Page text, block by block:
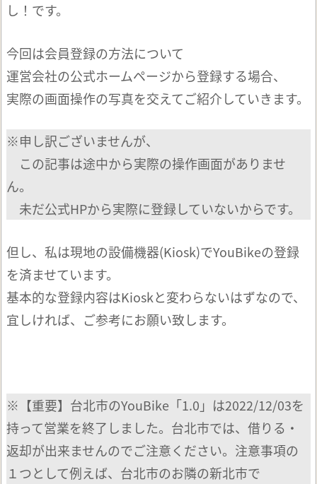
し！です。
今回は会員登録の方法について
運営会社の公式ホームページから登録する場合、
実際の画面操作の写真を交えてご紹介していきます。
※申し訳ございませんが、
この記事は途中から実際の操作画面がありませ
ん。
未だ公式HPから実際に登録していないからです。
但し、私は現地の設備機器(Kiosk)でYouBikeの登録
を済ませています。
基本的な登録内容はKioskと変わらないはずなので、
宜しければ、ご参考にお願い致します。
※【重要】台北市のYouBike「1.0」は2022/12/03を
持って営業を終了しました。台北市では、借りる・
返却が出来ませんのでご注意ください。注意事項の
１つとして例えば、台北市のお隣の新北市で